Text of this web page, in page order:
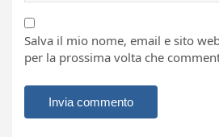
Salva il mio nome, email e sito
per la prossima volta che